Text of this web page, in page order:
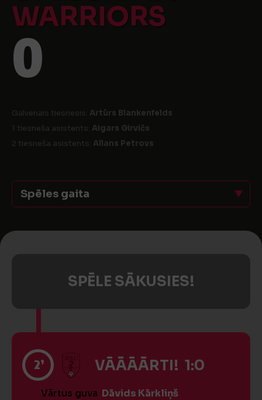
WARRIORS
0
Galvenais tiesnesis: Artūrs Blankenfelds
1 tiesneša asistents: Aigars Girvičs
2 tiesneša asistents: Allans Petrovs
Spēles gaita
SPĒLE SĀKUSIES!
2’ VĀĀĀĀRTI! 1:0
Vārtus guva Dāvids Kārkliņš